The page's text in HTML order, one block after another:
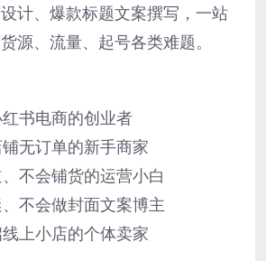
计、爆款标题文案撰写，一站
源、流量、起号各类难题。
书电商的创业者
无订单的新手商家
不会铺货的运营小白
不会做封面文案博主
上小店的个体卖家